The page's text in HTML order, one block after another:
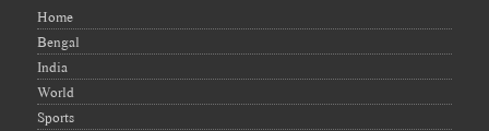
Home
Bengal
India
World
Sports